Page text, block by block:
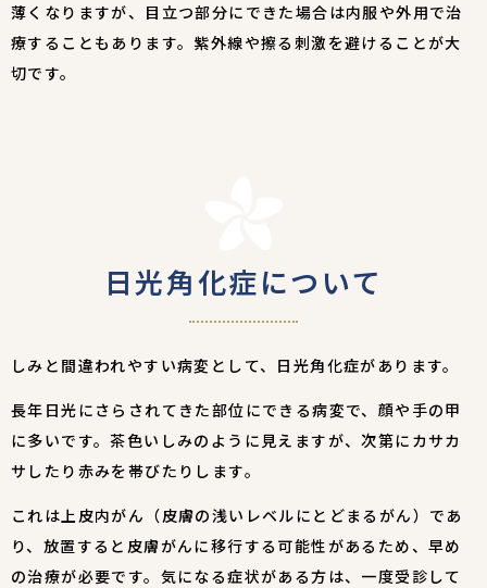
薄くなりますが、目立つ部分にできた場合は内服や外用で治
療することもあります。紫外線や擦る刺激を避けることが大
切です。
日光角化症について
しみと間違われやすい病変として、日光角化症があります。
長年日光にさらされてきた部位にできる病変で、顔や手の甲
に多いです。茶色いしみのように見えますが、次第にカサカ
サしたり赤みを帯びたりします。
これは上皮内がん（皮膚の浅いレベルにとどまるがん）であ
り、放置すると皮膚がんに移行する可能性があるため、早め
の治療が必要です。気になる症状がある方は、一度受診して